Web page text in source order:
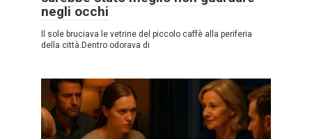
negli occhi
Il sole bruciava le vetrine del piccolo caffè alla periferia
della città.Dentro odorava di